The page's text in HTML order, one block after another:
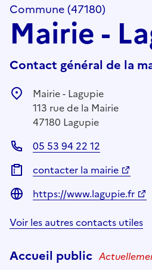
Commune (47180)
Mairie -
Contact général de la
Mairie - Lagupie
113 rue de la Mairie
47180 Lagupie
05 53 94 22 12
contacter la mairie
https://www.lagupie.fr
Voir les autres contacts utiles
Accueil public